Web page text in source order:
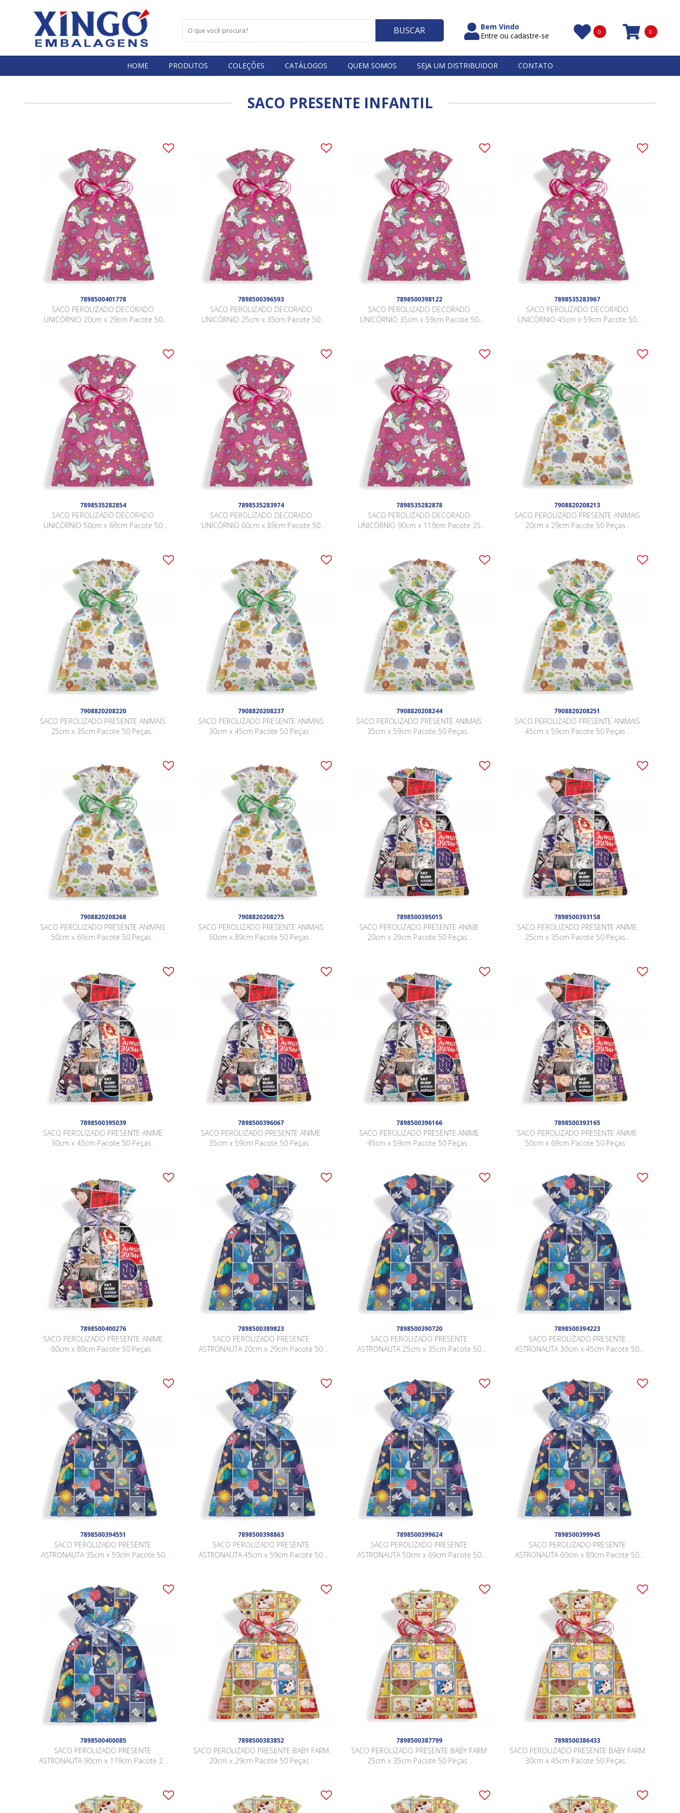
BUSCAR
0
0
Bem Vindo
Entre ou cadastre-se
HOME PRODUTOS COLEÇÕES CATÁLOGOS QUEM SOMOS SEJA UM DISTRIBUIDOR CONTATO
SACO PRESENTE INFANTIL
7898500401778
SACO PEROLIZADO DECORADO
UNICÓRNIO 20cm x 29cm Pacote 50
7898500396593
SACO PEROLIZADO DECORADO
UNICÓRNIO 25cm x 35cm Pacote 50
7898500398122
SACO PEROLIZADO DECORADO
UNICÓRNIO 35cm x 59cm Pacote 50
7898535283967
SACO PEROLIZADO DECORADO
UNICÓRNIO 45cm x 59cm Pacote 50
7898535282854
SACO PEROLIZADO DECORADO
UNICÓRNIO 50cm x 69cm Pacote 50
7898535283974
SACO PEROLIZADO DECORADO
UNICÓRNIO 60cm x 89cm Pacote 50
7898535282878
SACO PEROLIZADO DECORADO
UNICÓRNIO 90cm x 119cm Pacote 25
7908820208213
SACO PEROLIZADO PRESENTE ANIMAIS
20cm x 29cm Pacote 50 Peças .
7908820208220
SACO PEROLIZADO PRESENTE ANIMAIS
25cm x 35cm Pacote 50 Peças .
7908820208237
SACO PEROLIZADO PRESENTE ANIMAIS
30cm x 45cm Pacote 50 Peças .
7908820208244
SACO PEROLIZADO PRESENTE ANIMAIS
35cm x 59cm Pacote 50 Peças .
7908820208251
SACO PEROLIZADO PRESENTE ANIMAIS
45cm x 59cm Pacote 50 Peças .
7908820208268
SACO PEROLIZADO PRESENTE ANIMAIS
50cm x 69cm Pacote 50 Peças .
7908820208275
SACO PEROLIZADO PRESENTE ANIMAIS
60cm x 89cm Pacote 50 Peças .
7898500395015
SACO PEROLIZADO PRESENTE ANIME
20cm x 29cm Pacote 50 Peças .
7898500393158
SACO PEROLIZADO PRESENTE ANIME
25cm x 35cm Pacote 50 Peças .
7898500395039
SACO PEROLIZADO PRESENTE ANIME
30cm x 45cm Pacote 50 Peças .
7898500396067
SACO PEROLIZADO PRESENTE ANIME
35cm x 59cm Pacote 50 Peças .
7898500396166
SACO PEROLIZADO PRESENTE ANIME
45cm x 59cm Pacote 50 Peças .
7898500393165
SACO PEROLIZADO PRESENTE ANIME
50cm x 69cm Pacote 50 Peças .
7898500400276
SACO PEROLIZADO PRESENTE ANIME
60cm x 89cm Pacote 50 Peças .
7898500389823
SACO PEROLIZADO PRESENTE
ASTRONAUTA 20cm x 29cm Pacote 50
7898500390720
SACO PEROLIZADO PRESENTE
ASTRONAUTA 25cm x 35cm Pacote 50
7898500394223
SACO PEROLIZADO PRESENTE
ASTRONAUTA 30cm x 45cm Pacote 50
7898500394551
SACO PEROLIZADO PRESENTE
ASTRONAUTA 35cm x 59cm Pacote 50
7898500398863
SACO PEROLIZADO PRESENTE
ASTRONAUTA 45cm x 59cm Pacote 50
7898500399624
SACO PEROLIZADO PRESENTE
ASTRONAUTA 50cm x 69cm Pacote 50
7898500399945
SACO PEROLIZADO PRESENTE
ASTRONAUTA 60cm x 89cm Pacote 50
7898500400085
SACO PEROLIZADO PRESENTE
ASTRONAUTA 90cm x 119cm Pacote 25
7898500383852
SACO PEROLIZADO PRESENTE BABY FARM
20cm x 29cm Pacote 50 Peças .
7898500387799
SACO PEROLIZADO PRESENTE BABY FARM
25cm x 35cm Pacote 50 Peças .
7898500386433
SACO PEROLIZADO PRESENTE BABY FARM
30cm x 45cm Pacote 50 Peças .